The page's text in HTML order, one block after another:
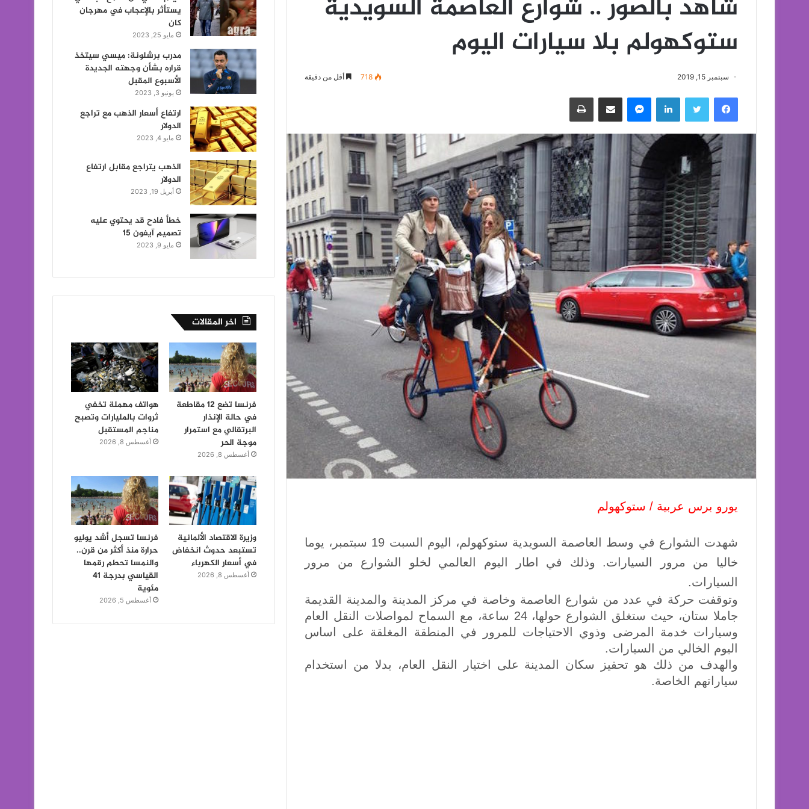
شاهد بالصور .. شوارع العاصمة السويدية
ستوكهولم بلا سيارات اليوم
سبتمبر 15, 2019 718 أقل من دقيقة
فيسبوك تويتر لينكدإن ماسنجر مشاركة عبر البريد طباعة
يورو برس عربية / ستوكهولم
شهدت الشوارع في وسط العاصمة السويدية ستوكهولم، اليوم السبت 19 سبتمبر، يوما
خاليا من مرور السيارات. وذلك في اطار اليوم العالمي لخلو الشوارع من مرور
السيارات.
وتوقفت حركة في عدد من شوارع العاصمة وخاصة في مركز المدينة والمدينة القديمة
جاملا ستان، حيث ستغلق الشوارع حولها، 24 ساعة، مع السماح لمواصلات النقل العام
وسيارات خدمة المرضى وذوي الاحتياجات للمرور في المنطقة المغلقة على اساس
اليوم الخالي من السيارات.
والهدف من ذلك هو تحفيز سكان المدينة على اختيار النقل العام، بدلا من استخدام
سياراتهم الخاصة.
يستأثر بالإعجاب في مهرجان
كان
مايو 25, 2023
مدرب برشلونة: ميسي سيتخذ
قراره بشأن وجهته الجديدة
الأسبوع المقبل
يونيو 3, 2023
ارتفاع أسعار الذهب مع تراجع
الدولار
مايو 4, 2023
الذهب يتراجع مقابل ارتفاع
الدولار
أبريل 19, 2023
خطأ فادح قد يحتوي عليه
تصميم آيفون 15
مايو 9, 2023
اخر المقالات
فرنسا تضع 12 مقاطعة
في حالة الإنذار
البرتقالي مع استمرار
موجة الحر
أغسطس 8, 2026
هواتف مهملة تخفي
ثروات بالمليارات وتصبح
مناجم المستقبل
أغسطس 8, 2026
وزيرة الاقتصاد الألمانية
تستبعد حدوث انخفاض
في أسعار الكهرباء
أغسطس 8, 2026
فرنسا تسجل أشد يوليو
حرارة منذ أكثر من قرن..
والنمسا تحطم رقمها
القياسي بدرجة 41
مئوية
أغسطس 5, 2026